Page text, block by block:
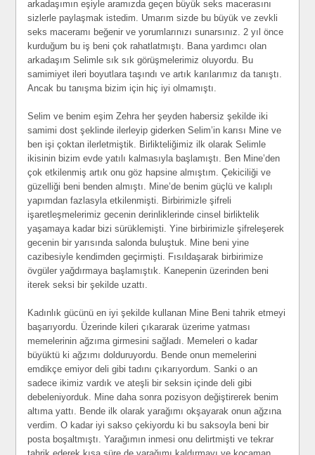
arkadaşımın eşiyle aramızda geçen büyük seks macerasını
sizlerle paylaşmak istedim. Umarım sizde bu büyük ve zevkli
seks maceramı beğenir ve yorumlarınızı sunarsınız. 2 yıl önce
kurduğum bu iş beni çok rahatlatmıştı. Bana yardımcı olan
arkadaşım Selimle sık sık görüşmelerimiz oluyordu. Bu
samimiyet ileri boyutlara taşındı ve artık karılarımız da tanıştı.
Ancak bu tanışma bizim için hiç iyi olmamıştı.
Selim ve benim eşim Zehra her şeyden habersiz şekilde iki
samimi dost şeklinde ilerleyip giderken Selim’in karısı Mine ve
ben işi çoktan ilerletmiştik. Birlikteliğimiz ilk olarak Selimle
ikisinin bizim evde yatılı kalmasıyla başlamıştı. Ben Mine’den
çok etkilenmiş artık onu göz hapsine almıştım. Çekiciliği ve
güzelliği beni benden almıştı. Mine’de benim güçlü ve kalıplı
yapımdan fazlasyla etkilenmişti. Birbirimizle şifreli
işaretleşmelerimiz gecenin derinliklerinde cinsel birliktelik
yaşamaya kadar bizi sürüklemişti. Yine birbirimizle şifreleşerek
gecenin bir yarısında salonda buluştuk. Mine beni yine
cazibesiyle kendimden geçirmişti. Fısıldaşarak birbirimize
övgüler yağdırmaya başlamıştık. Kanepenin üzerinden beni
iterek seksi bir şekilde uzattı.
Kadınlık gücünü en iyi şekilde kullanan Mine Beni tahrik etmeyi
başarıyordu. Üzerinde kileri çıkararak üzerime yatması
memelerinin ağzıma girmesini sağladı. Memeleri o kadar
büyüktü ki ağzımı dolduruyordu. Bende onun memelerini
emdikçe emiyor deli gibi tadını çıkarıyordum. Sanki o an
sadece ikimiz vardık ve ateşli bir seksin içinde deli gibi
debeleniyorduk. Mine daha sonra pozisyon değiştirerek benim
altıma yattı. Bende ilk olarak yarağımı okşayarak onun ağzına
verdim. O kadar iyi sakso çekiyordu ki bu saksoyla beni bir
posta boşaltmıştı. Yarağımın inmesi onu delirtmişti ve tekrar